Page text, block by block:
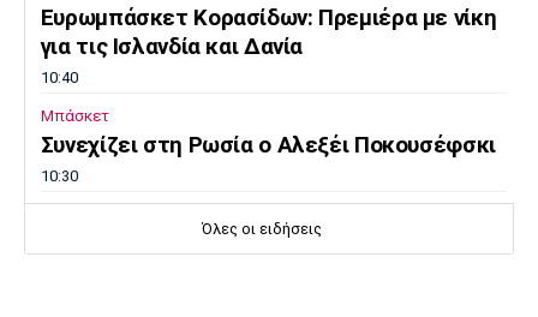
Media
Παρασκήνιο
Μπαρτσελόνα
Ρεάλ
Γιουνάιτεντ
Ευρωμπάσκετ Κορασίδων: Πρεμιέρα με νίκη
για τις Ισλανδία και Δανία
10:40
Μπάσκετ
Συνεχίζει στη Ρωσία ο Αλεξέι Ποκουσέφσκι
10:30
ΦΩΣ στο Στοίχημα: Κίνητρο η Σάντεφιορντ
Όλες οι ειδήσεις